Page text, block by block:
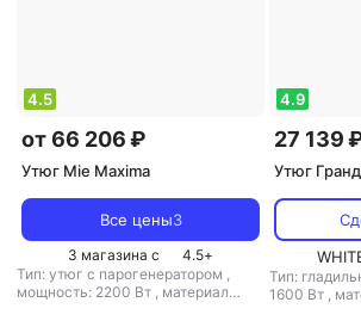
4.5
от 66 206 ₽
Утюг Mie Maxima
Все цены3
3 магазина с 4.5+
Тип: утюг с парогенератором ,
мощность: 2200 Вт , материал
4.9
27 139
Утюг
Тип:
1600 Вт ,